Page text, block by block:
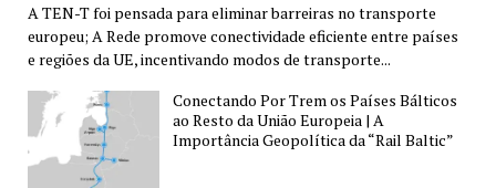
A TEN-T foi pensada para eliminar barreiras no transporte
europeu; A Rede promove conectividade eficiente entre países
e regiões da UE, incentivando modos de transporte...
Conectando Por Trem os Países Bálticos
ao Resto da União Europeia | A
Importância Geopolítica da “Rail Baltic”